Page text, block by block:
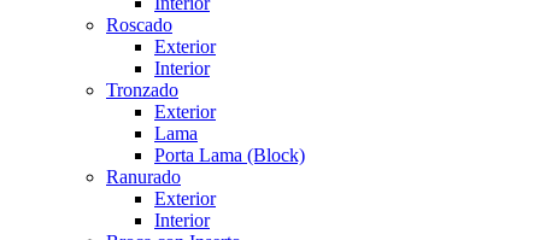
Roscado
Exterior
Interior
Tronzado
Exterior
Lama
Porta Lama (Block)
Ranurado
Exterior
Interior